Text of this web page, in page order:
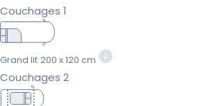
Couchages 1
Grand lit 200 x 120 cm
Couchages 2